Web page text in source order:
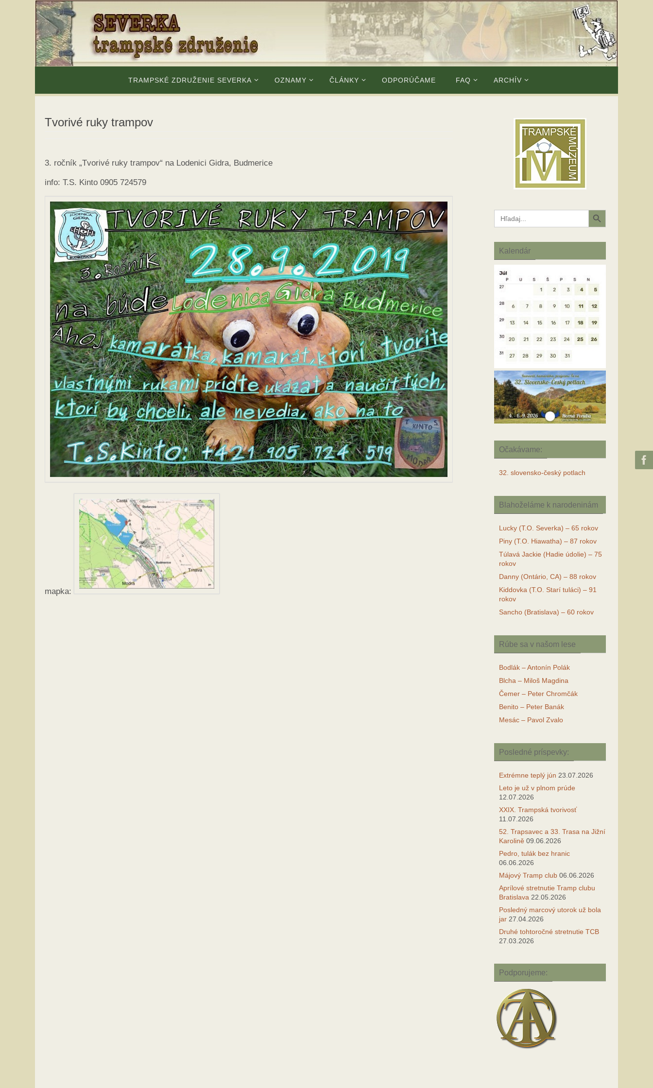
TRAMPSKÉ ZDRUŽENIE SEVERKA OZNAMY ČLÁNKY ODPORÚČAME FAQ ARCHÍV
Tvorivé ruky trampov
3. ročník „Tvorivé ruky trampov“ na Lodenici Gidra, Budmerice
info: T.S. Kinto 0905 724579
mapka:
Search
for:
Search Button
Kalendár
Očakávame:
32. slovensko-český potlach
Blahoželáme k narodeninám
Lucky (T.O. Severka) – 65 rokov
Piny (T.O. Hiawatha) – 87 rokov
Túlavá Jackie (Hadie údolie) – 75
rokov
Danny (Ontário, CA) – 88 rokov
Kiddovka (T.O. Starí tuláci) – 91
rokov
Sancho (Bratislava) – 60 rokov
Rúbe sa v našom lese
Bodlák – Antonín Polák
Blcha – Miloš Magdina
Čemer – Peter Chromčák
Benito – Peter Banák
Mesác – Pavol Zvalo
Posledné príspevky:
Extrémne teplý jún 23.07.2026
Leto je už v plnom prúde
12.07.2026
XXIX. Trampská tvorivosť
11.07.2026
52. Trapsavec a 33. Trasa na Jižní
Karolině 09.06.2026
Pedro, tulák bez hranic
06.06.2026
Májový Tramp club 06.06.2026
Aprílové stretnutie Tramp clubu
Bratislava 22.05.2026
Posledný marcový utorok už bola
jar 27.04.2026
Druhé tohtoročné stretnutie TCB
27.03.2026
Podporujeme: